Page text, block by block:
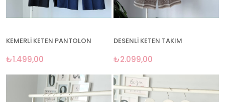
KEMERLİ KETEN PANTOLON
₺1.499,00
DESENLİ KETEN TAKIM
₺2.099,00